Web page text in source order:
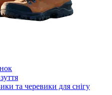
та черевики для снігу